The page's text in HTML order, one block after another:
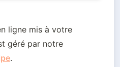
ligne mis à votre
géré par notre
.